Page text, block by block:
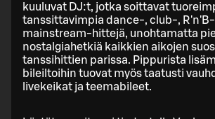
kuuluvat DJ:t, jotka soittavat
tanssittavimpia dance-, club-, R'n'B-
mainstream-hittejä, unohtamatta
nostalgiahetkiä kaikkien aikojen
tanssihittien parissa. Pippurista
bileiltoihin tuovat myös taatusti
livekeikat ja teemabileet.